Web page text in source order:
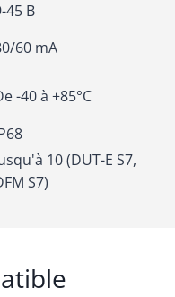
45 В
60 mA
-40 à +85°C
10 (DUT-E S7,
S7)